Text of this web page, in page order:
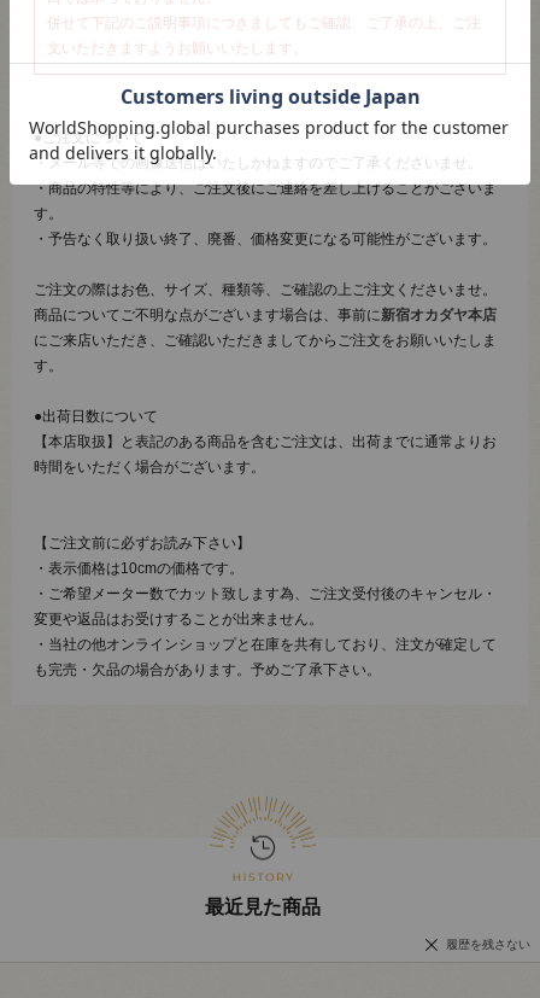
併せて下記のご説明事項につきましてもご確認、ご了承の上、ご注
文いただきますようお願いいたします。
●ご注文について
・メール等での画像送信はいたしかねますのでご了承くださいませ。
・商品の特性等により、ご注文後にご連絡を差し上げることがございま
す。
・予告なく取り扱い終了、廃番、価格変更になる可能性がございます。
ご注文の際はお色、サイズ、種類等、ご確認の上ご注文くださいませ。
商品についてご不明な点がございます場合は、事前に新宿オカダヤ本店
にご来店いただき、ご確認いただきましてからご注文をお願いいたしま
す。
●出荷日数について
【本店取扱】と表記のある商品を含むご注文は、出荷までに通常よりお
時間をいただく場合がございます。
【ご注文前に必ずお読み下さい】
・表示価格は10cmの価格です。
・ご希望メーター数でカット致します為、ご注文受付後のキャンセル・
変更や返品はお受けすることが出来ません。
・当社の他オンラインショップと在庫を共有しており、注文が確定して
も完売・欠品の場合があります。予めご了承下さい。
最近見た商品
履歴を残さない